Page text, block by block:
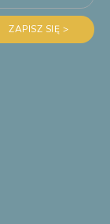
ZAPISZ SIĘ >